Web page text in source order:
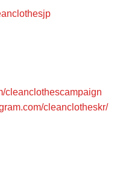
cleanclothescampaign
cleanclotheskr/